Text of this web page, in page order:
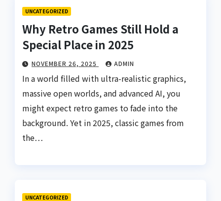
UNCATEGORIZED
Why Retro Games Still Hold a
Special Place in 2025
NOVEMBER 26, 2025 ADMIN
In a world filled with ultra-realistic graphics,
massive open worlds, and advanced AI, you
might expect retro games to fade into the
background. Yet in 2025, classic games from
the…
UNCATEGORIZED